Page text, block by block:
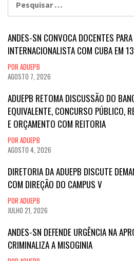
ANDES-SN CONVOCA DOCENTES
INTERNACIONALISTA COM CUBA EM
POR ADUEPB
AGOSTO 7, 2026
ADUEPB RETOMA DISCUSSÃO DO
EQUIVALENTE, CONCURSO PÚBLICO,
E ORÇAMENTO COM REITORIA
POR ADUEPB
AGOSTO 4, 2026
DIRETORIA DA ADUEPB DISCUTE
COM DIREÇÃO DO CAMPUS V
POR ADUEPB
JULHO 21, 2026
ANDES-SN DEFENDE URGÊNCIA NA
CRIMINALIZA A MISOGINIA